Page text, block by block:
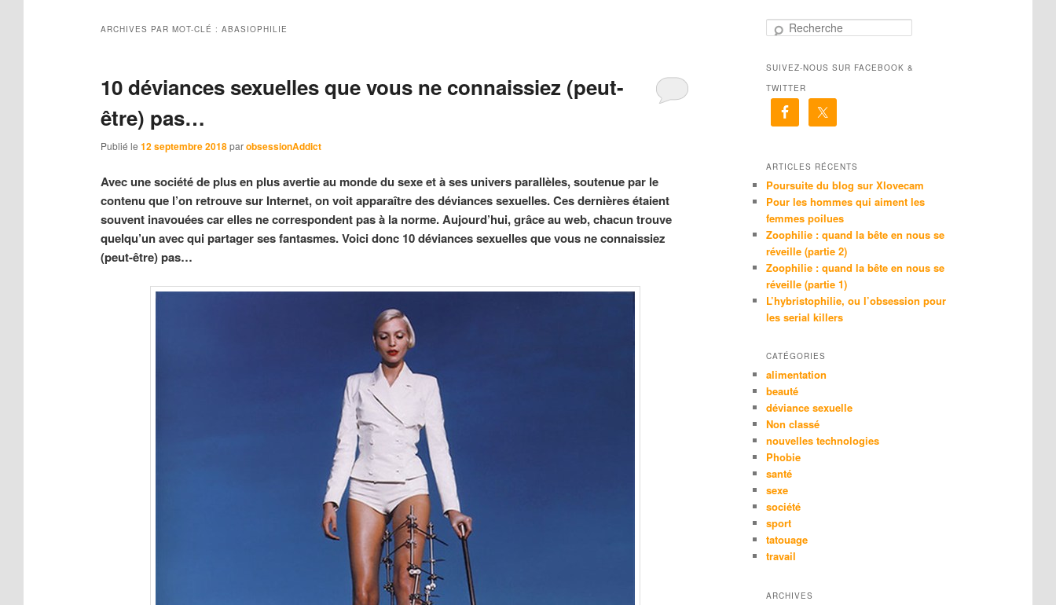
ARCHIVES PAR MOT-CLÉ : ABASIOPHILIE
10 déviances sexuelles que vous ne connaissiez (peut-
être) pas…
Publié le 12 septembre 2018 parobsessionAddict
Avec une société de plus en plus avertie au monde du sexe et à ses univers parallèles, soutenue par le
contenu que l’on retrouve sur Internet, on voit apparaître des déviances sexuelles. Ces dernières étaient
souvent inavouées car elles ne correspondent pas à la norme. Aujourd’hui, grâce au web, chacun trouve
quelqu’un avec qui partager ses fantasmes. Voici donc 10 déviances sexuelles que vous ne connaissiez
(peut-être) pas…
h
e
h
SUIVEZ-NOUS SUR FACEBOOK &
TWITTER
ARTICLES RÉCENTS
Poursuite du blog sur Xlovecam
Pour les hommes qui aiment les
femmes poilues
Zoophilie : quand la bête en nous se
réveille (partie 2)
Zoophilie : quand la bête en nous se
réveille (partie 1)
L’hybristophilie, ou l’obsession pour
les serial killers
CATÉGORIES
alimentation
beauté
déviance sexuelle
Non classé
nouvelles technologies
Phobie
santé
sexe
société
sport
tatouage
travail
ARCHIVES